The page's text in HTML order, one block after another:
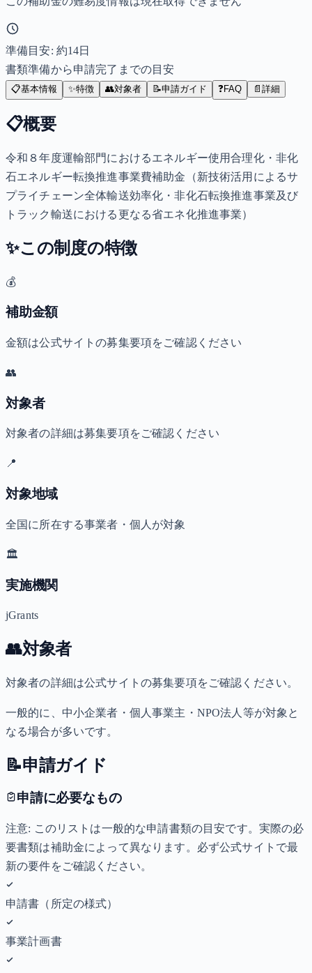
準備目安: 約14日
書類準備から申請完了までの目安
📋基本情報 ✨特徴 👥対象者 📝申請ガイド ❓FAQ 📄 詳細
📋概要
令和８年度運輸部門におけるエネルギー使用合理化・非化
石エネルギー転換推進事業費補助金（新技術活用によるサ
プライチェーン全体輸送効率化・非化石転換推進事業及び
トラック輸送における更なる省エネ化推進事業）
✨この制度の特徴
💰
補助金額
金額は公式サイトの募集要項をご確認ください
👥
対象者
対象者の詳細は募集要項をご確認ください
📍
対象地域
全国に所在する事業者・個人が対象
🏛️
実施機関
jGrants
👥対象者
対象者の詳細は公式サイトの募集要項をご確認ください。
一般的に、中小企業者・個人事業主・NPO法人等が対象と
なる場合が多いです。
📝申請ガイド
申請に必要なもの
注意: このリストは一般的な申請書類の目安です。実際の必
要書類は補助金によって異なります。必ず公式サイトで最
新の要件をご確認ください。
申請書（所定の様式）
事業計画書